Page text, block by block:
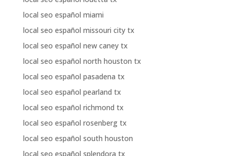
local seo español miami
local seo español missouri city tx
local seo español new caney tx
local seo español north houston tx
local seo español pasadena tx
local seo español pearland tx
local seo español richmond tx
local seo español rosenberg tx
local seo español south houston
local seo español splendora tx